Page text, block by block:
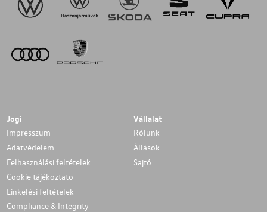
Jogi
Impresszum
Adatvédelem
Felhasználási feltételek
Cookie tájékoztato
Linkelési feltételek
Compliance & Integrity
Vállalat
Rólunk
Állások
Sajtó